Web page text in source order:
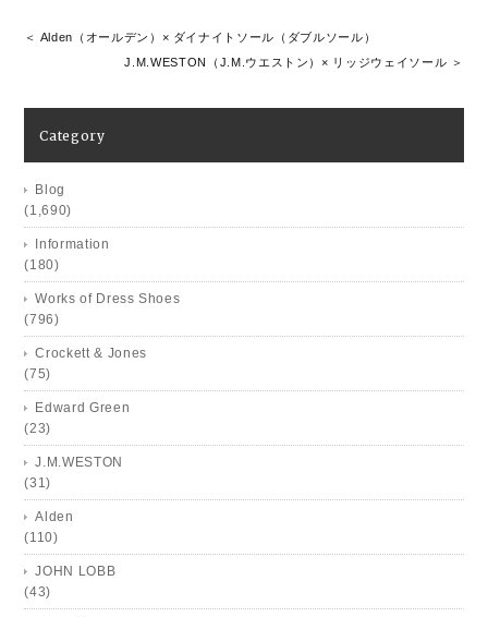
＜ Alden（オールデン）× ダイナイトソール（ダブルソール）
J.M.WESTON（J.M.ウエストン）× リッジウェイソール ＞
Category
Blog
(1,690)
Information
(180)
Works of Dress Shoes
(796)
Crockett & Jones
(75)
Edward Green
(23)
J.M.WESTON
(31)
Alden
(110)
JOHN LOBB
(43)